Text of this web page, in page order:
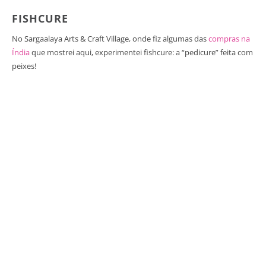
FISHCURE
No Sargaalaya Arts & Craft Village, onde fiz algumas dascompras na
Índiaque mostrei aqui, experimentei fishcure: a “pedicure” feita com
peixes!